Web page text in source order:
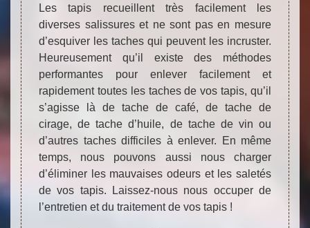
Les tapis recueillent très facilement les
diverses salissures et ne sont pas en mesure
d’esquiver les taches qui peuvent les incruster.
Heureusement qu’il existe des méthodes
performantes pour enlever facilement et
rapidement toutes les taches de vos tapis, qu’il
s’agisse là de tache de café, de tache de
cirage, de tache d’huile, de tache de vin ou
d’autres taches difficiles à enlever. En même
temps, nous pouvons aussi nous charger
d’éliminer les mauvaises odeurs et les saletés
de vos tapis. Laissez-nous nous occuper de
l’entretien et du traitement de vos tapis !